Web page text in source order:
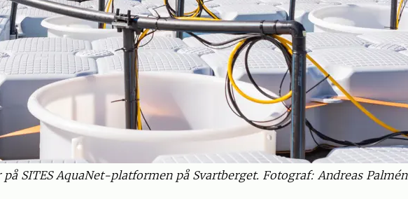
SITES AquaNet-platformen på Svartberget. Fotograf: Andreas Palmén